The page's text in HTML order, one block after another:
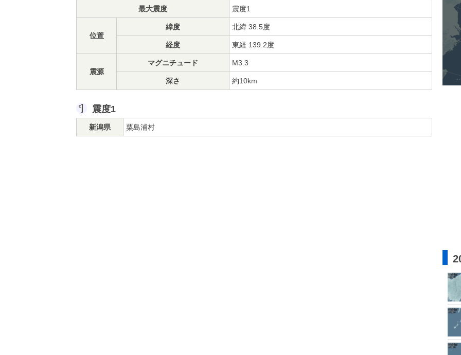
最大震度 震度1
位置
緯度 北緯 38.5度
経度 東経 139.2度
震源
マグニチュード M3.3
深さ 約10km
震度1
新潟県 粟島浦村